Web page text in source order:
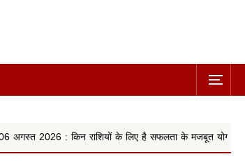
के लिए है सफलता के मजबूत योग, वृषभ, कन्या और किन